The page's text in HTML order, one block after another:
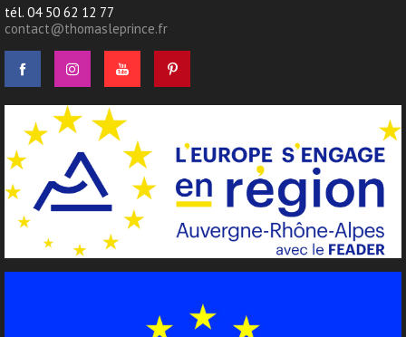
tél. 04 50 62 12 77
contact@thomasleprince.fr